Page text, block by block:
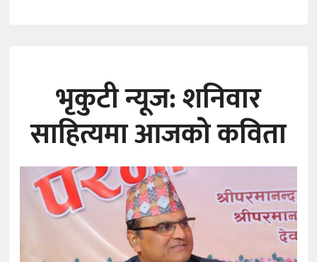
भृकुटी न्यूज: शनिवार
साहित्यमा आजको कविता